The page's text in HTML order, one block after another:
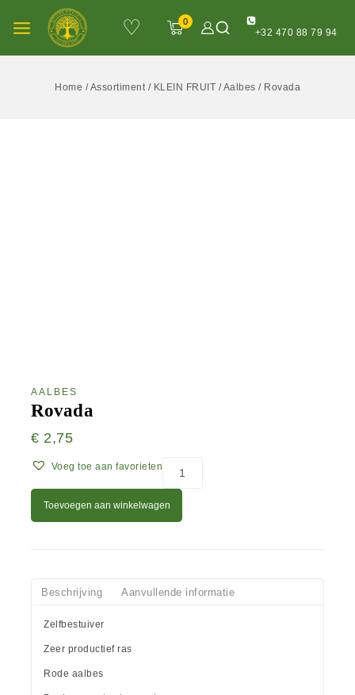
♡ 0
+32 470 88 79 94
Home / Assortiment / KLEIN FRUIT / Aalbes / Rovada
AALBES
Rovada
€ 2,75
Voeg toe aan favorieten
Toevoegen aan winkelwagen
Beschrijving Aanvullende informatie
Zelfbestuiver
Zeer productief ras
Rode aalbes